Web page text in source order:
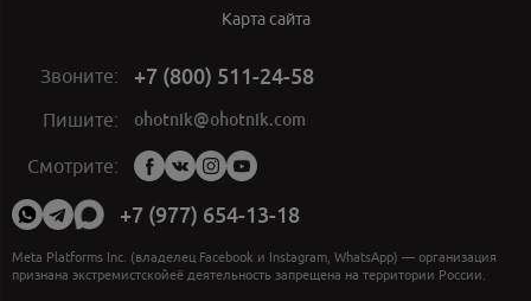
Карта сайта
Звоните: +7 (800) 511-24-58
Пишите: ohotnik@ohotnik.com
Смотрите:
Мы
в
социальных
сетях:
+7 (977) 654-13-18
Meta Platforms Inc. (владелец Facebook и Instagram, WhatsApp) — организация
признана экстремистскойеё деятельность запрещена на территории России.